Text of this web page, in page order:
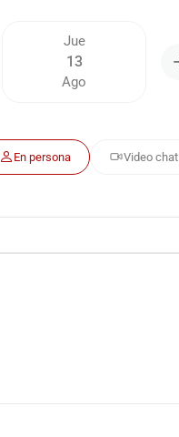
Jue
13
Ago
En persona Video chat